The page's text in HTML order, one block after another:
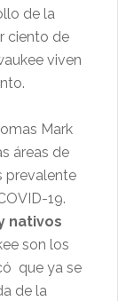
de la
ciento de
viven
Mark
áreas de
prevalente
19.
nativos
son los
que ya se
de la